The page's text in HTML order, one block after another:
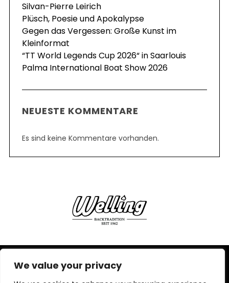
We value your privacy
Silvan-Pierre Leirich
Plüsch, Poesie und Apokalypse
Gegen das Vergessen: Große Kunst im
Kleinformat
“TT World Legends Cup 2026“ in Saarlouis
Palma International Boat Show 2026
NEUESTE KOMMENTARE
Es sind keine Kommentare vorhanden.
IMPRESSUM,DATENSCHUTZERKLÄRUNG